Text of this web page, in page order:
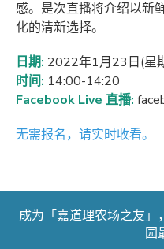
感。是次直播将介绍以新
化的清新选择。
日期: 2022年1月23日(星
时间: 14:00-14:20
Facebook Live 直播:
无需报名，请实时收看。
成为「嘉道理农场之友
园